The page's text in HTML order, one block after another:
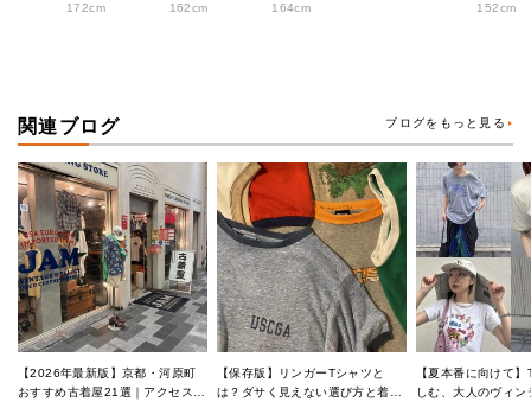
172cm
162cm
164cm
152cm
関連ブログ ブログをもっと見る
【2026年最新版】京都・河原町
おすすめ古着屋21選｜アクセス良
【保存版】リンガーTシャツと
は？ダサく見えない選び方と着こ
【夏本番に向けて
しむ、大人のヴィ